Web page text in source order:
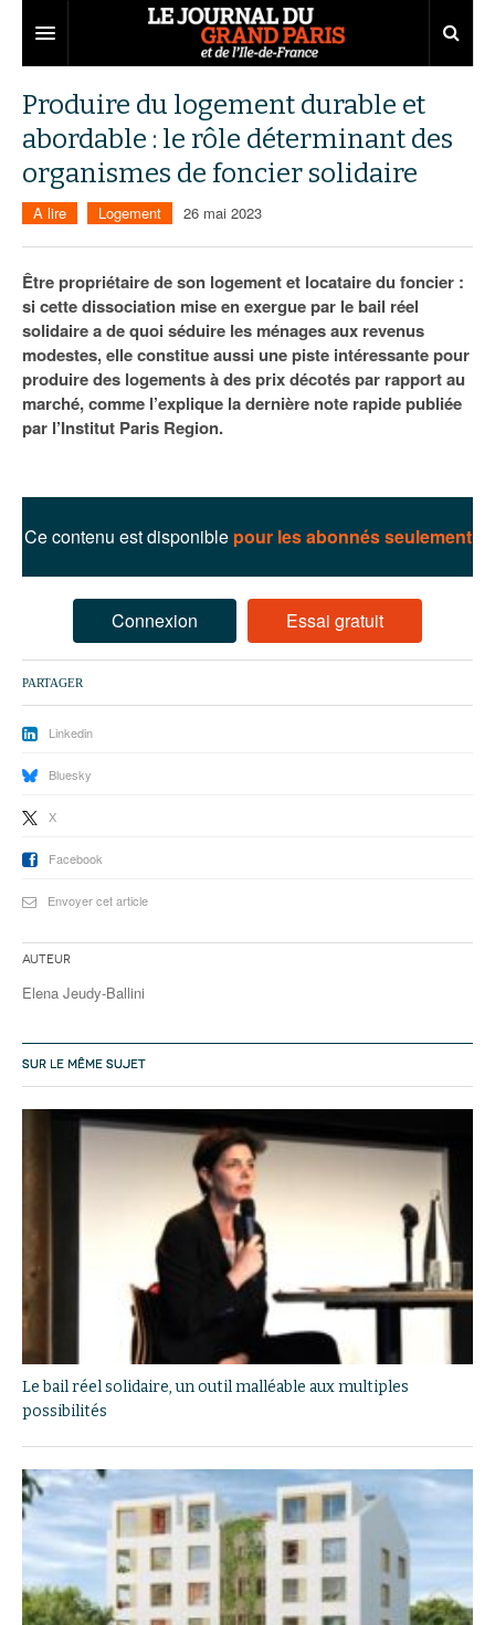
Territoires
Aménagement
Collectivités
Services urbains
Entreprises
Développement économique
Attractivité
Innovation
Transport
Départements
77
78
91
93
94
Nominations
Portraits
Agenda
Les Assises du Grand Paris
Éditions précédentes
Le podcast
Ecouter les épisodes
Produire du logement durable et
abordable : le rôle déterminant des
organismes de foncier solidaire
A lire Logement 26 mai 2023
Être propriétaire de son logement et locataire du foncier :
si cette dissociation mise en exergue par le bail réel
solidaire a de quoi séduire les ménages aux revenus
modestes, elle constitue aussi une piste intéressante pour
produire des logements à des prix décotés par rapport au
marché, comme l’explique la dernière note rapide publiée
par l’Institut Paris Region.
Ce contenu est disponible pour les abonnés seulement
Connexion Essai gratuit
PARTAGER
Linkedin
Bluesky
X
Facebook
Envoyer cet article
Auteur
Elena Jeudy-Ballini
SUR LE MÊME SUJET
Le bail réel solidaire, un outil malléable aux multiples
possibilités